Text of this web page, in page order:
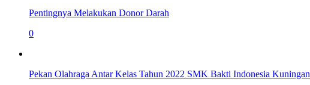
Pentingnya Melakukan Donor Darah
0
Pekan Olahraga Antar Kelas Tahun 2022 SMK Bakti Indonesia Kuningan